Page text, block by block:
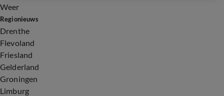
Weer
Regionieuws
Drenthe
Flevoland
Friesland
Gelderland
Groningen
Limburg